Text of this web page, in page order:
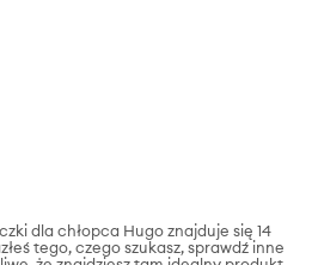
dla chłopca Hugo znajduje się 14
tego, czego szukasz, sprawdź inne